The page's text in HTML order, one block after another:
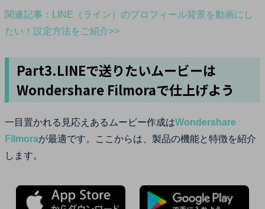
関連記事：LINE（ライン）のプロフィール背景を動画にし
たい！設定方法をご紹介>>
Part3.LINEで送りたいムービーは
Wondershare Filmoraで仕上げよう
一目置かれる見応えあるムービー作成はWondershare
Filmoraが最適です。ここからは、製品の機能と特徴を紹介
します。